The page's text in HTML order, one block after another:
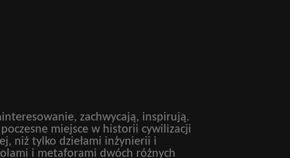
zachwycają, inspirują.
miejsce w historii cywilizacji
niż tylko dziełami inżynierii i
i metaforami dwóch różnych